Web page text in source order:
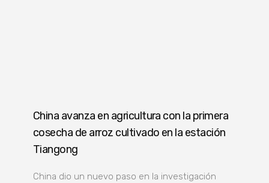
China avanza en agricultura con la primera
cosecha de arroz cultivado en la estación
Tiangong
China dio un nuevo paso en la investigación